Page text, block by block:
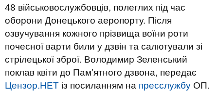
48 військовослужбовців, полеглих під час
оборони Донецького аеропорту. Після
озвучування кожного прізвища воїни роти
почесної варти били у дзвін та салютували зі
стрілецької зброї. Володимир Зеленський
поклав квіти до Пам’ятного дзвона, передає
Цензор.НЕТ із посиланням на пресслужбу ОП.